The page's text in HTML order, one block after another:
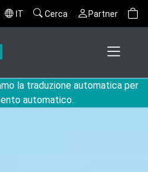
IT Cerca Partner
la traduzione automatica per
automatico.